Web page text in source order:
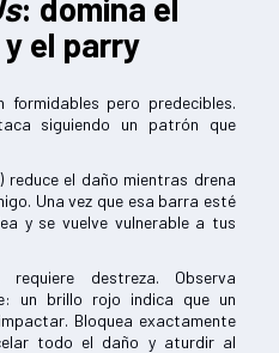
: domina el
el parry
pero predecibles.
siguiendo un patrón que
reduce el daño mientras drena
Una vez que esa barra esté
y se vuelve vulnerable a tus
destreza. Observa
un brillo rojo indica que un
Bloquea exactamente
todo el daño y aturdir al